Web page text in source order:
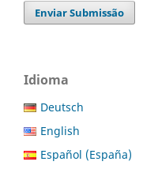
Enviar Submissão
Idioma
Deutsch
English
Español (España)